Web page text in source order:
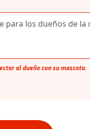
al dueño con su mascota.